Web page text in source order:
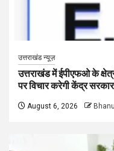
उत्तराखंड न्यूज़
उत्तराखंड में ईपीएफओ के
पर विचार करेगी केंद्र सरकार
August 6, 2026